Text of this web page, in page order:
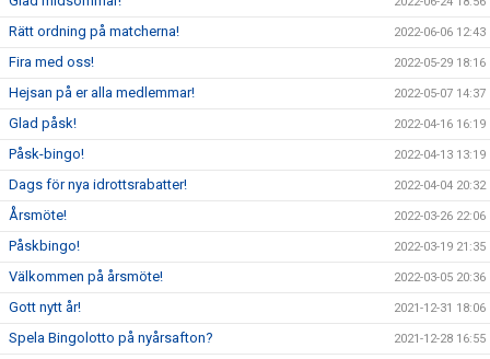
Rätt ordning på matcherna! 2022-06-06 12:43
Fira med oss! 2022-05-29 18:16
Hejsan på er alla medlemmar! 2022-05-07 14:37
Glad påsk! 2022-04-16 16:19
Påsk-bingo! 2022-04-13 13:19
Dags för nya idrottsrabatter! 2022-04-04 20:32
Årsmöte! 2022-03-26 22:06
Påskbingo! 2022-03-19 21:35
Välkommen på årsmöte! 2022-03-05 20:36
Gott nytt år! 2021-12-31 18:06
Spela Bingolotto på nyårsafton? 2021-12-28 16:55